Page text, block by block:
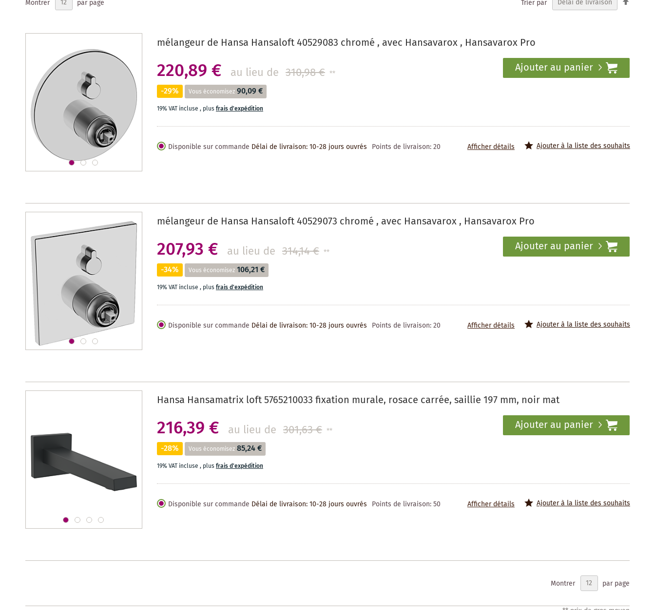
Montrer par page Trier par
mélangeur de Hansa Hansaloft 40529083 chromé , avec Hansavarox , Hansavarox Pro
220,89 € au lieu de 310,98 € **
-29% Vous économisez 90,09 €
19% VAT incluse , plusfrais d'expédition
Ajouter au panier
Disponible sur commande Délai de livraison: 10-28 jours ouvrés Points de livraison:20 Ajouter à la liste des souhaits
Afficher détails
mélangeur de Hansa Hansaloft 40529073 chromé , avec Hansavarox , Hansavarox Pro
207,93 € au lieu de 314,14 € **
-34% Vous économisez 106,21 €
19% VAT incluse , plusfrais d'expédition
Ajouter au panier
Disponible sur commande Délai de livraison: 10-28 jours ouvrés Points de livraison:20 Ajouter à la liste des souhaits
Afficher détails
Hansa Hansamatrix loft 5765210033 fixation murale, rosace carrée, saillie 197 mm, noir mat
216,39 € au lieu de 301,63 € **
-28% Vous économisez 85,24 €
19% VAT incluse , plusfrais d'expédition
Ajouter au panier
Disponible sur commande Délai de livraison: 10-28 jours ouvrés Points de livraison:50 Ajouter à la liste des souhaits
Afficher détails
Montrer par page